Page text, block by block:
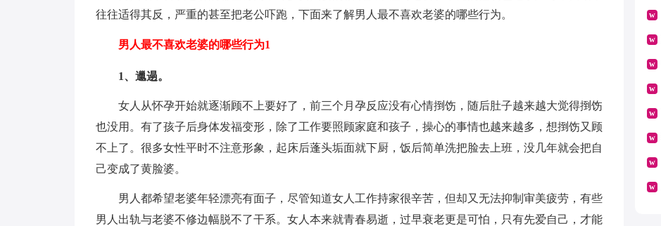
往往适得其反，严重的甚至把老公吓跑，下面来了解男人最不喜欢老婆的哪些行为。
男人最不喜欢老婆的哪些行为1
1、邋遢。
女人从怀孕开始就逐渐顾不上要好了，前三个月孕反应没有心情捯饬，随后肚子越来越大觉得捯饬
也没用。有了孩子后身体发福变形，除了工作要照顾家庭和孩子，操心的事情也越来越多，想捯饬又顾
不上了。很多女性平时不注意形象，起床后蓬头垢面就下厨，饭后简单洗把脸去上班，没几年就会把自
己变成了黄脸婆。
男人都希望老婆年轻漂亮有面子，尽管知道女人工作持家很辛苦，但却又无法抑制审美疲劳，有些
男人出轨与老婆不修边幅脱不了干系。女人本来就青春易逝，过早衰老更是可怕，只有先爱自己，才能